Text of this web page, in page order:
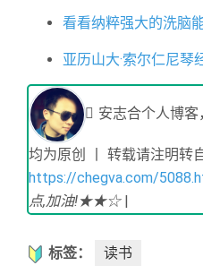
看看纳粹强大的洗脑
亚历山大·索尔仁尼琴
安志合个人博客
均为原创 丨 转载请注明转自
https://chegva.com/
点,加油!★★☆|
标签： 读书